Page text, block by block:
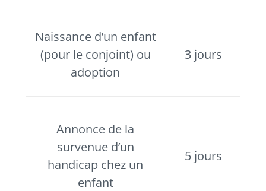
Naissance d’un enfant
(pour le conjoint) ou
adoption
3 jours
Annonce de la
survenue d’un
handicap chez un
enfant
5 jours